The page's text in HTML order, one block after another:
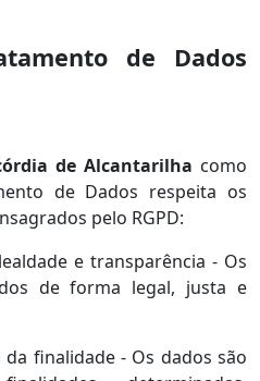
de Dados
de Alcantarilha como
de Dados respeita os
pelo RGPD:
e transparência - Os
de forma legal, justa e
finalidade - Os dados são